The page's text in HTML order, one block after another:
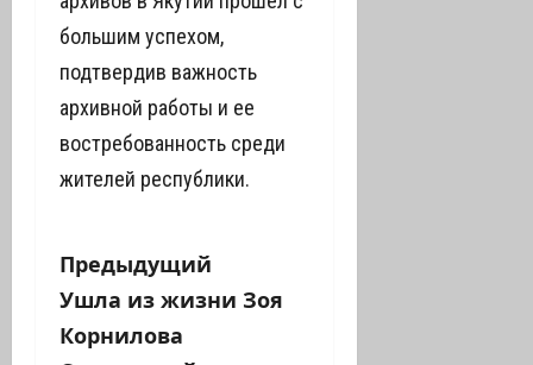
большим успехом,
подтвердив важность
архивной работы и ее
востребованность среди
жителей республики.
Н
а
Предыдущий
Ушла из жизни Зоя
Корнилова